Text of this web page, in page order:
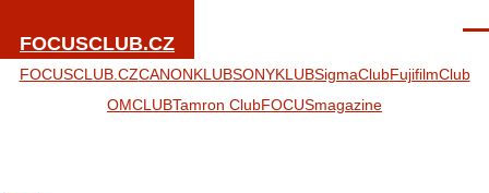
FOCUSCLUB.CZ
FOCUSCLUB.CZCANONKLUBSONYKLUBSigmaClubFujifilmClub
OMCLUBTamron ClubFOCUSmagazine